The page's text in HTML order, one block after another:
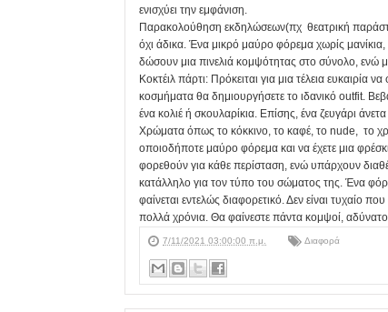
ενισχύει την εμφάνιση.
Παρακολούθηση εκδηλώσεων(πχ θεατρική
όχι άδικα. Ένα μικρό μαύρο φόρεμα χωρίς
δώσουν μια πινελιά κομψότητας στο σύνολο, ενώ
Κοκτέιλ πάρτι: Πρόκειται για μια τέλεια
κοσμήματα θα δημιουργήσετε το ιδανικό outfit.
ένα κολιέ ή σκουλαρίκια. Επίσης, ένα ζευγάρι
Χρώματα όπως το κόκκινο, το καφέ, το nude, το
οποιοδήποτε μαύρο φόρεμα και να έχετε μια
φορεθούν για κάθε περίσταση, ενώ υπάρχουν
κατάλληλο για τον τύπο του σώματος της. Ένα
φαίνεται εντελώς διαφορετικό. Δεν είναι τυχαίο
πολλά χρόνια. Θα φαίνεστε πάντα κομψοί,
7/11/2021 03:00:00 π.μ. Διαφορά